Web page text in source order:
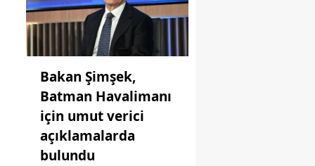
Bakan Şimşek,
Batman Havalimanı
için umut verici
açıklamalarda
bulundu